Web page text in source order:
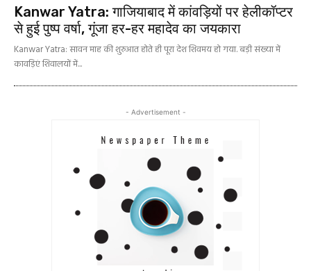
Kanwar Yatra: गाजियाबाद में कांवड़ियों पर हेलीकॉप्टर
से हुई पुष्प वर्षा, गूंजा हर-हर महादेव का जयकारा
Kanwar Yatra: सावन माह की शुरुआत होते ही पूरा देश शिवमय हो गया. बड़ी संख्या में
कावड़िएं शिवालयों में...
- Advertisement -